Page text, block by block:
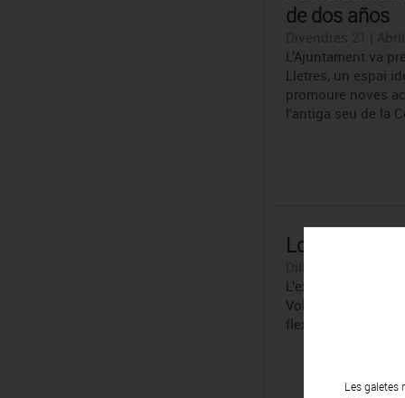
de dos años
L'Ajuntament va
Lletres, un espai
promoure noves
l'antiga seu de la
Los mundos
L'exposició de
Volart
flexibilitat... amb
Les galetes